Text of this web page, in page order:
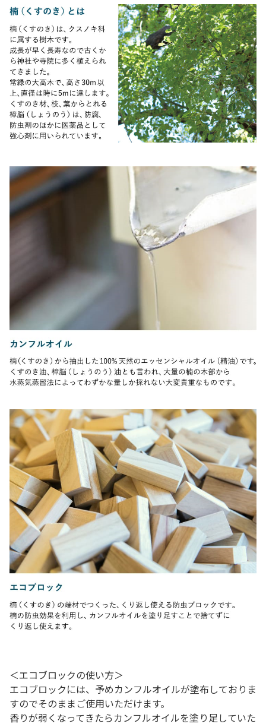
＜エコブロックの使い方＞
エコブロックには、予めカンフルオイルが塗布しておりま
すのでそのままご使用いただけます。
香りが弱くなってきたらカンフルオイルを塗り足していた